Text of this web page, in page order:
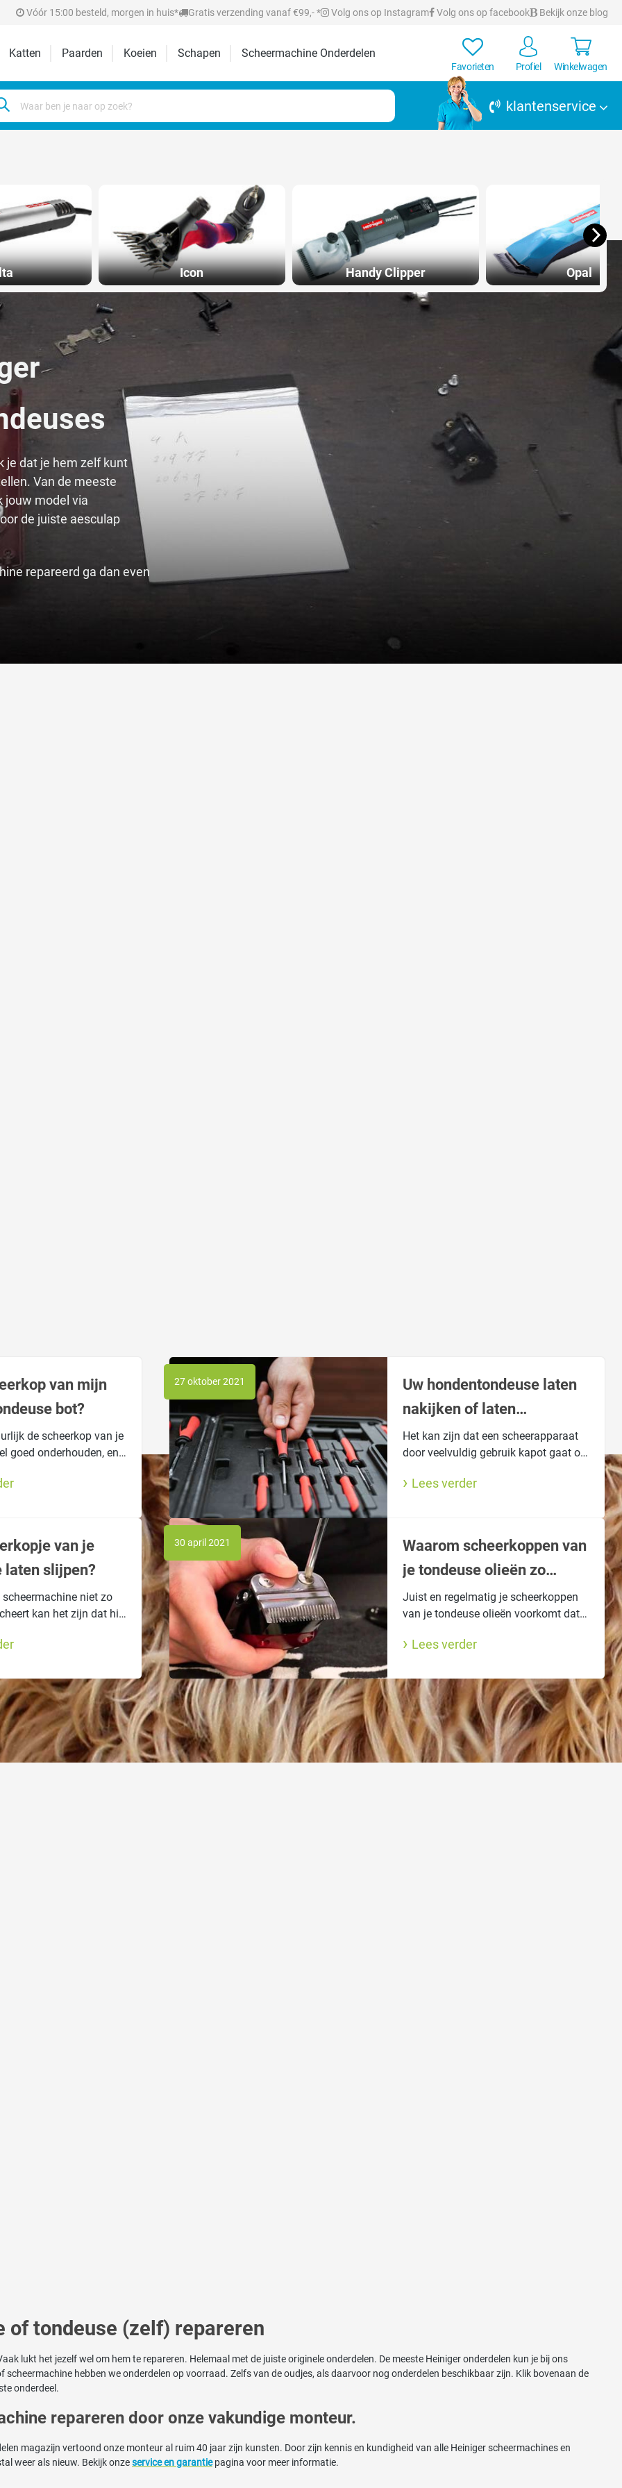
Vóór 15:00 besteld, morgen in huis* Gratis verzending vanaf €99,- * Volg ons op Instagram Volg ons op facebook Bekijk onze blog
Katten Paarden Koeien Schapen Scheermachine Onderdelen
Favorieten Profiel Winkelwagen
klantenservice
je dat je hem zelf kunt
Van de meeste
jouw model via
de juiste aesculap
repareerd ga dan even
Icon Handy Clipper Opal
van mijn
bot?
de scheerkop van je
goed onderhouden, en
bot is. Maar wat
zo'n bot ding?
27 oktober 2021
Uw hondentondeuse laten
nakijken of laten
repareren?
Het kan zijn dat een scheerapparaat
door veelvuldig gebruik kapot gaat of
Maar wij kunnen hem voor u nakijken
Lees verder
van je
laten slijpen?
niet zo
kan het zijn dat hij
laten slijpen leest u
30 april 2021
Waarom scheerkoppen van
je tondeuse olieën zo
belangrijk is!
Juist en regelmatig je scheerkoppen
van je tondeuse olieën voorkomt dat
raken. Lees hier hoe je het moet doen.
Lees verder
of tondeuse (zelf) repareren
lukt het jezelf wel om hem te repareren. Helemaal met de juiste originele onderdelen. De meeste Heiniger onderdelen kun je bij ons
hebben we onderdelen op voorraad. Zelfs van de oudjes, als daarvoor nog onderdelen beschikbaar zijn. Klik bovenaan de
onderdeel.
repareren door onze vakundige monteur.
magazijn vertoond onze monteur al ruim 40 jaar zijn kunsten. Door zijn kennis en kundigheid van alle Heiniger scheermachines en
weer als nieuw. Bekijk onzeservice en garantiepagina voor meer informatie.